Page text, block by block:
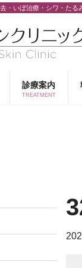
・いぼ治療・シワ・た
診療案内
TREATMENT